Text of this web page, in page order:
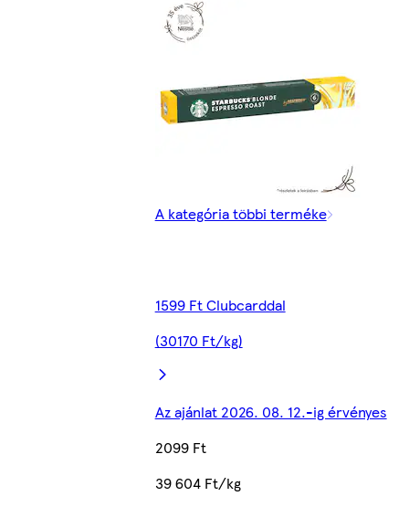
A kategória többi terméke
1599 Ft Clubcarddal
(30170 Ft/kg)
Az ajánlat 2026. 08. 12.-ig érvényes
2099 Ft
39 604 Ft/kg